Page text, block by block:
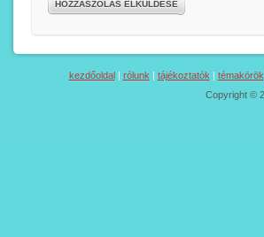
HOZZÁSZÓLÁS ELKÜLDÉSE
kezdőoldal| rólunk | tájékoztatók | témakörök
Copyright ©